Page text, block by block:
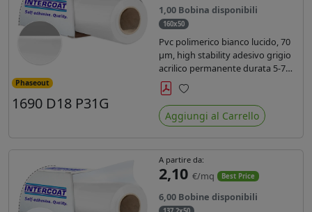
Phaseout
1690 D18 P31G
1,00 Bobina disponibili
160x50
Pvc polimerico bianco lucido, 70
µm, high stability adesivo grigio
acrilico permanente durata 5-7
anni, per stampe con inchiostri
solvente, ecosolvente, UV e latex.
Preferiti
Aggiungi al Carrello
A partire da:
2,10 €/mq Best Price
6,00 Bobine disponibili